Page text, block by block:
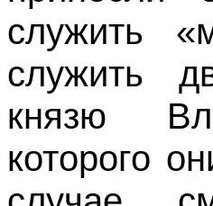
служить
служить
князю
которого